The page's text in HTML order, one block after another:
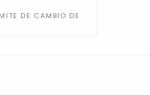
DE CAMBIO DE